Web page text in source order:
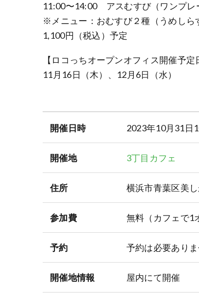
11:00〜14:00 アスむすび（ワンプレ
※メニュー：おむすび２種（うめしら
1,100円（税込）予定
【ロコっちオープンオフィス開催予定
11月16日（木）、12月6日（水）
開催日時 2023年10月31日
開催地 3丁目カフェ
住所 横浜市青葉区美
参加費 無料（カフェで1
予約 予約は必要あり
開催地情報 屋内にて開催